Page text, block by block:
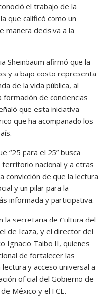
el trabajo de la
que calificó como un
manera decisiva a la
Sheinbaum afirmó que la
y a bajo costo representa
de la vida pública, al
de conciencias
que esta iniciativa
que ha acompañado los
“25 para el 25” busca
nacional y a otras
convicción de que la lectura
y un pilar para la
informada y participativa.
la secretaria de Cultura del
de Icaza, y el director del
Ignacio Taibo II, quienes
de fortalecer las
y acceso universal a
oficial del Gobierno de
México y el FCE.